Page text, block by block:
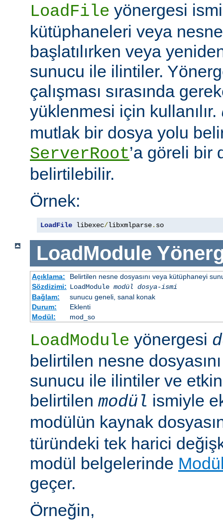
LoadFile yönergesi
kütüphaneleri veya
başlatılırken veya
sunucu ile ilintiler.
çalışması sırasında
yüklenmesi için kullanılır.
mutlak bir dosya yolu
ServerRoot’a göreli bir
belirtilebilir.
Örnek:
LoadFile libexec/libxmlparse. so
LoadModule
Açıklama:
Belirtilen nesne dosyasını veya kütüphaneyi
Sözdizimi: LoadModule modül dosya-ismi
Bağlam:
sunucu geneli, sanal konak
Durum:
Eklenti
Modül:
mod_so
LoadModule yönergesi
belirtilen nesne
sunucu ile ilintiler ve
belirtilen modül ismiyle
modülün kaynak
türündeki tek harici
modül belgelerinde
geçer.
Örneğin,